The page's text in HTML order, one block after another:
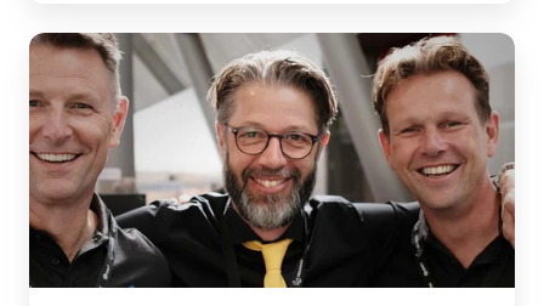
Ontmoet
Omnidots
Team
tijdens
INTERGEO
2025 |
Jurjen
Cats